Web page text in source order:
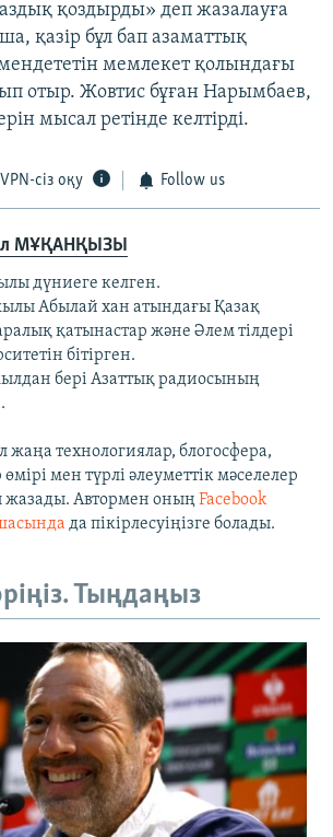
қоздырды» деп жазалауға
қазір бұл бап азаматтық
мемлекет қолындағы
отыр. Жовтис бұған Нарымбаев,
мысал ретінде келтірді.
VPN-сіз оқу Follow us
МҰҚАНҚЫЗЫ
дүниеге келген.
Абылай хан атындағы Қазақ
қатынастар және Әлем тілдері
бітірген.
бері Азаттық радиосының
жаңа технологиялар, блогосфера,
мен түрлі әлеуметтік мәселелер
жазады. Автормен оныңFacebook
да пікірлесуіңізге болады.
Тыңдаңыз